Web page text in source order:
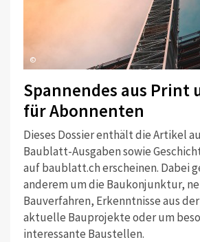
©
Spannendes aus Print
für Abonnenten
Dieses Dossier enthält die Artikel
Baublatt-Ausgaben sowie
auf baublatt.ch erscheinen. Dabei
anderem um die Baukonjunktur,
Bauverfahren, Erkenntnisse aus
aktuelle Bauprojekte oder um
interessante Baustellen.